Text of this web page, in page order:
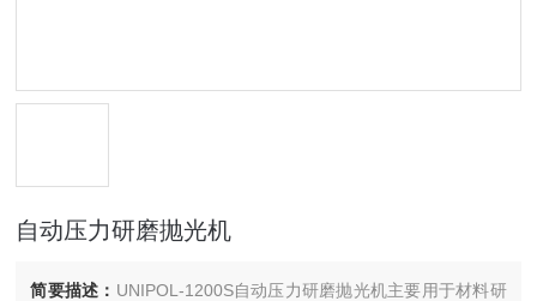
自动压力研磨抛光机
简要描述： UNIPOL-1200S自动压力研磨抛光机主要用于材料研